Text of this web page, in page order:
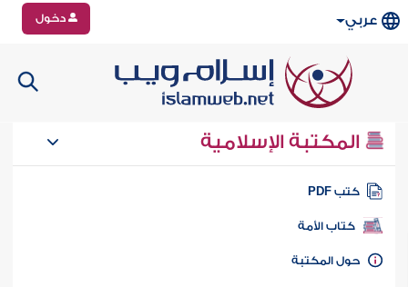
عربي دخول
المكتبة الإسلامية
كتب PDF
كتاب الأمة